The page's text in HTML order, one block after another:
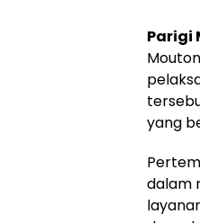
Parigi
yang
dalam